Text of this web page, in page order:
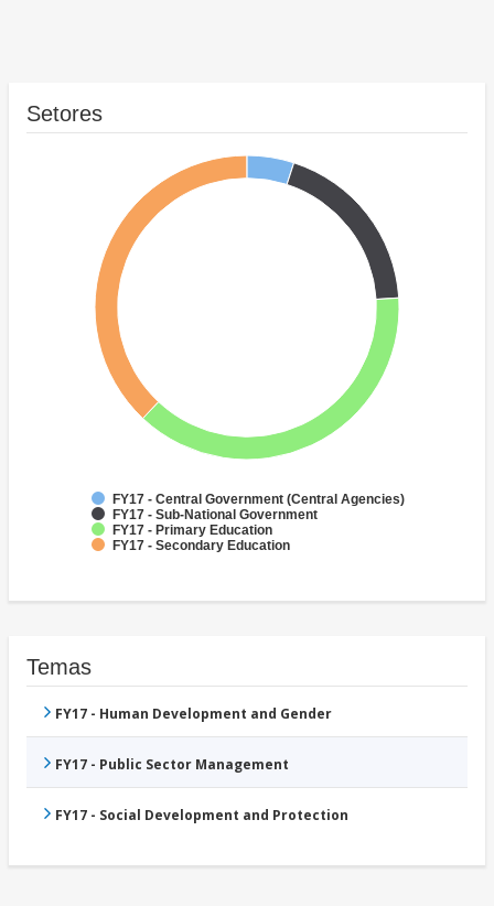
Setores
FY17 - Central Government (Central Agencies)
FY17 - Sub-National Government
FY17 - Primary Education
FY17 - Secondary Education
Temas
FY17 - Human Development and Gender
FY17 - Public Sector Management
FY17 - Social Development and Protection